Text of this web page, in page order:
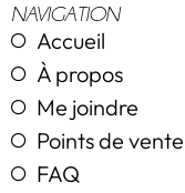
NAVIGATION
Accueil
À propos
Me joindre
Points de vente
FAQ